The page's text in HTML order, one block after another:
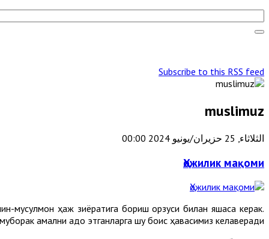
Subscribe to this RSS feed
muslimuz
الثلاثاء, 25 حزيران/يونيو 2024 00:00
Ҳожилик мақоми
мусулмон ҳаж зиёратига бориш орзуси билан яшаса керак.
амални адо этганларга шу боис ҳавасимиз келаверади.